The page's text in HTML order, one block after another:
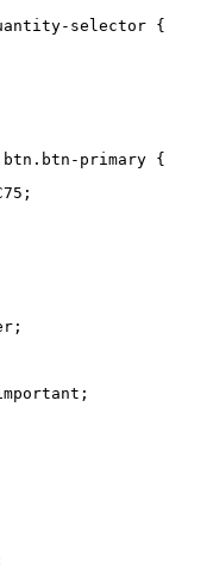
selector {
primary {